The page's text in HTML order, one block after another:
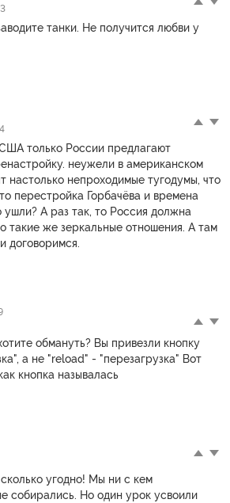
танки. Не получится любви у
только России предлагают
неужели в американском
настолько непроходимые тугодумы, что
перестройка Горбачёва и времена
ушли? А раз так, то Россия должна
такие же зеркальные отношения. А там
договоримся.
обмануть? Вы привезли кнопку
а не "reload" - "перезагрузка" Вот
кнопка называлась
угодно! Мы ни с кем
собирались. Но один урок усвоили